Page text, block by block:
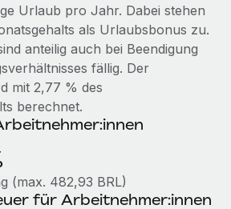
in 19 Ländern
Marktführer im Bereich der
für mobile Apps. Das...
Urlaub pro Jahr. Dabei stehen
als Urlaubsbonus zu.
anteilig auch bei Beendigung
fällig. Der
mit 2,77 % des
berechnet.
(max. 482,93 BRL)
für Arbeitnehmer:innen